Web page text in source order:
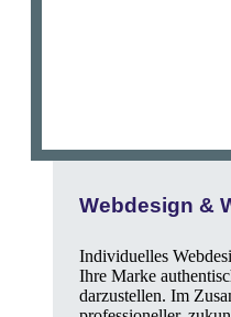
Webdesign &
Individuelles
Ihre Marke
darzustellen. Im